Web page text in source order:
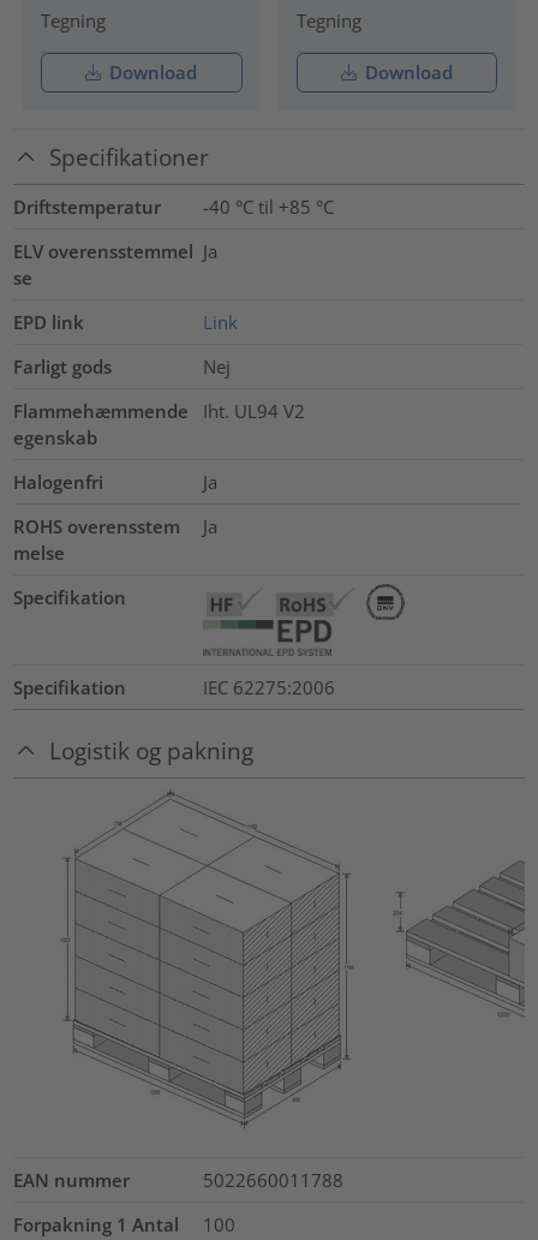
Tegning
Download
Tegning
Download
Specifikationer
Driftstemperatur
-40 °C til +85 °C
ELV overensstemmel
se
Ja
EPD link
Link
Farligt gods
Nej
Flammehæmmende
egenskab
Iht. UL94 V2
Halogenfri
Ja
ROHS overensstem
melse
Ja
Specifikation
Specifikation IEC 62275:2006
Logistik og pakning
EAN nummer
5022660011788
Forpakning 1 Antal
100